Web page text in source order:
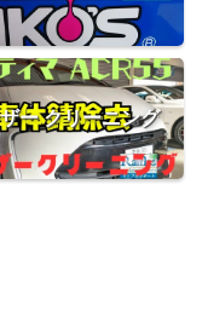
ー クリーニング